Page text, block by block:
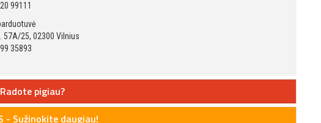
99111
57A/25, 02300 Vilnius
35893
pigiau?
- Sužinokite daugiau!